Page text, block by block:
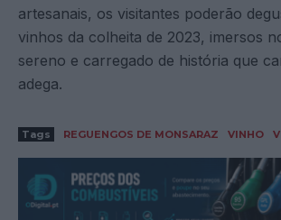
artesanais, os visitantes poderão
vinhos da colheita de 2023, imersos
sereno e carregado de história que
adega.
Tags REGUENGOS DE MONSARAZ VINHO